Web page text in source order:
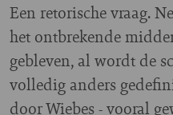
Een retorische vraag.
het ontbrekende
gebleven, al wordt de
volledig anders
door Wiebes - vooral